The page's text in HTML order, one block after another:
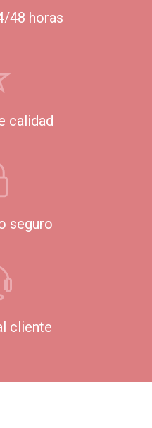
48 horas
calidad
seguro
cliente